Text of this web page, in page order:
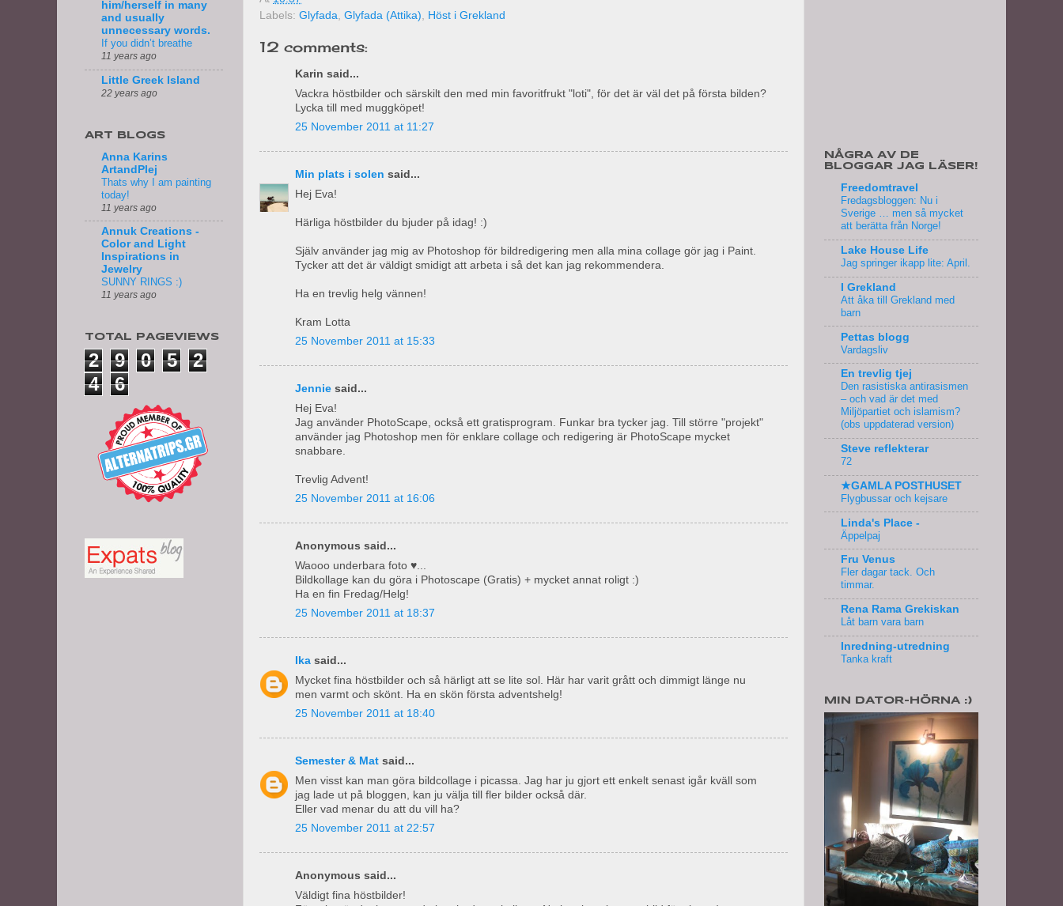
Labels: Glyfada, Glyfada (Attika), Höst i Grekland
12 comments:
Karin said...
Vackra höstbilder och särskilt den med min favoritfrukt "loti", för det är väl det på första bilden?
Lycka till med muggköpet!
25 November 2011 at 11:27
Min plats i solen said...
Hej Eva!
Härliga höstbilder du bjuder på idag! :)
Själv använder jag mig av Photoshop för bildredigering men alla mina collage gör jag i Paint.
Tycker att det är väldigt smidigt att arbeta i så det kan jag rekommendera.
Ha en trevlig helg vännen!
Kram Lotta
25 November 2011 at 15:33
Jennie said...
Hej Eva!
Jag använder PhotoScape, också ett gratisprogram. Funkar bra tycker jag. Till större "projekt"
använder jag Photoshop men för enklare collage och redigering är PhotoScape mycket
snabbare.
Trevlig Advent!
25 November 2011 at 16:06
Anonymous said...
Waooo underbara foto ♥...
Bildkollage kan du göra i Photoscape (Gratis) + mycket annat roligt :)
Ha en fin Fredag/Helg!
25 November 2011 at 18:37
Ika said...
Mycket fina höstbilder och så härligt att se lite sol. Här har varit grått och dimmigt länge nu
men varmt och skönt. Ha en skön första adventshelg!
25 November 2011 at 18:40
Semester & Mat said...
Men visst kan man göra bildcollage i picassa. Jag har ju gjort ett enkelt senast igår kväll som
jag lade ut på bloggen, kan ju välja till fler bilder också där.
Eller vad menar du att du vill ha?
25 November 2011 at 22:57
Anonymous said...
Väldigt fina höstbilder!
him/herself in many
and usually
unnecessary words.
If you didn’t breathe
11 years ago
Little Greek Island
22 years ago
ART BLOGS
Anna Karins
ArtandPlej
Thats why I am painting
today!
11 years ago
Annuk Creations -
Color and Light
Inspirations in
Jewelry
SUNNY RINGS :)
11 years ago
TOTAL PAGEVIEWS
2 9 0 5
2
4
6
NÅGRA AV DE
BLOGGAR JAG LÄSER!
Freedomtravel
Fredagsbloggen: Nu i
Sverige … men så mycket
att berätta från Norge!
Lake House Life
Jag springer ikapp lite: April.
I Grekland
Att åka till Grekland med
barn
Pettas blogg
Vardagsliv
En trevlig tjej
Den rasistiska antirasismen
– och vad är det med
Miljöpartiet och islamism?
(obs uppdaterad version)
Steve reflekterar
72
★GAMLA POSTHUSET
Flygbussar och kejsare
Linda's Place -
Äppelpaj
Fru Venus
Fler dagar tack. Och
timmar.
Rena Rama Grekiskan
Låt barn vara barn
Inredning-utredning
Tanka kraft
MIN DATOR-HÖRNA :)